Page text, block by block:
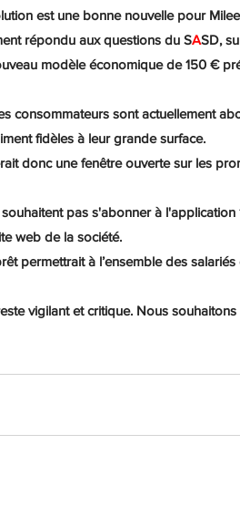
est une bonne nouvelle pour
répondu aux questions du SASD,
modèle économique de 150 €
consommateurs sont actuellement
fidèles à leur grande surface.
donc une fenêtre ouverte sur les
pas s'abonner à
web de la société.
permettrait à l’ensemble des
vigilant et critique. Nous